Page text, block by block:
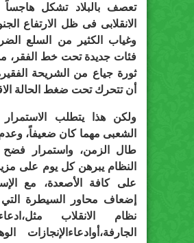
تعصف بالبلاد تشكل هاجساً
الانقلابى فى ظل الارتفاع
وغياب الكثير من السلع
فئات جديدة تحت خط الفقر، مما
ثورة جياع من الشريحة
أن تتحرك تحت ضغط الحالة
ولكن هذا يتطلب
الشعبى مهما كان ضعيفاً،
طال الزمن، واستمرار فضح
النظام يبرهن كل يوم على
على كافة الأصعدة، مع
إضعاف محاور السيطرة التي
نظام الانقلاب
الجارفة،أوادعاءالإنجازات